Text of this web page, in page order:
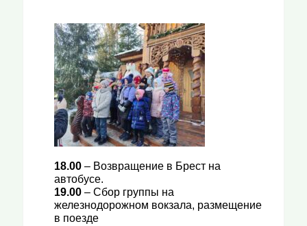
18.00– Возвращение в Брест на
автобусе.
19.00– Сбор группы на
железнодорожном вокзала, размещение
в поезде